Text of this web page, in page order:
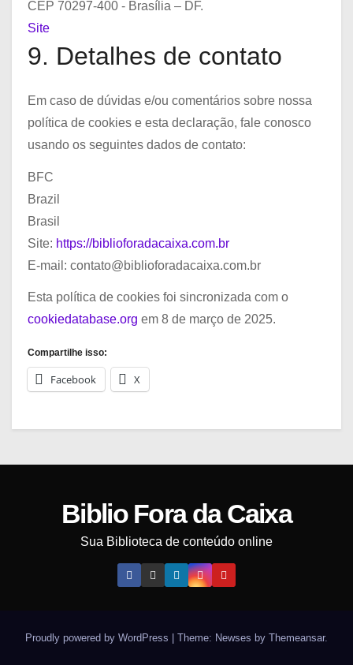
CEP 70297-400 - Brasília – DF.
Site
9. Detalhes de contato
Em caso de dúvidas e/ou comentários sobre nossa
política de cookies e esta declaração, fale conosco
usando os seguintes dados de contato:
BFC
Brazil
Brasil
Site: https://biblioforadacaixa.com.br
E-mail: contato@biblioforadacaixa.com.br
Esta política de cookies foi sincronizada com o
cookiedatabase.org em 8 de março de 2025.
Compartilhe isso:
Facebook X
Biblio Fora da Caixa
Sua Biblioteca de conteúdo online
Proudly powered by WordPress Theme: Newses by Themeansar.